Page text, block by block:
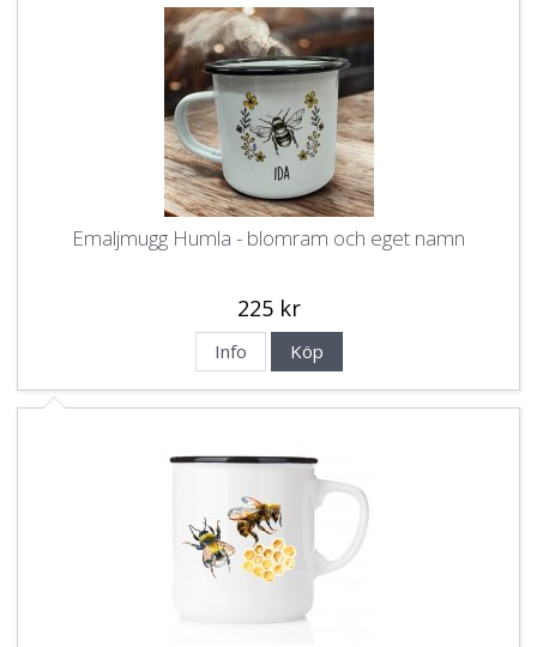
Emaljmugg Humla - blomram och eget namn
225 kr
Info Köp